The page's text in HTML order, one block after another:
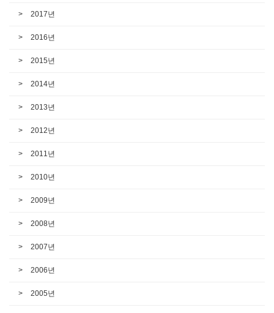
2017년
2016년
2015년
2014년
2013년
2012년
2011년
2010년
2009년
2008년
2007년
2006년
2005년